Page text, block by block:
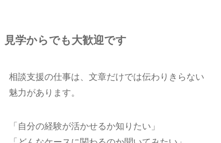
見学からでも大歓迎です
相談支援の仕事は、文章だけでは伝わりきらない
魅力があります。
「自分の経験が活かせるか知りたい」